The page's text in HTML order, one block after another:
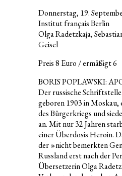
Donnerstag, 19.
Institut français Berlin
Olga Radetzkaja,
Geisel
Preis 8 Euro / ermäßigt 6
BORIS POPLAWSKI:
Der russische
geboren 1903 in Moskau,
des Bürgerkriegs und
an. Mit nur 32 Jahren
einer Überdosis Heroin.
der »nicht bemerkten
Russland erst nach der
Übersetzerin Olga